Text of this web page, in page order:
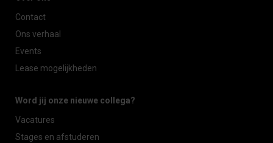
Contact
Ons verhaal
Events
Lease mogelijkheden
Word jij onze nieuwe collega?
Vacatures
Stages en afstuderen